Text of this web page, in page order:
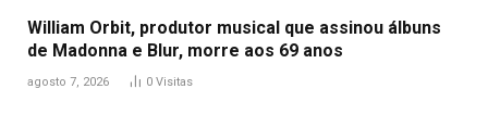
William Orbit, produtor musical que assinou álbuns
de Madonna e Blur, morre aos 69 anos
agosto 7, 2026 0 Visitas